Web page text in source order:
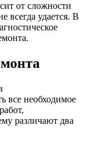
от сложности
всегда удается. В
все необходимое
различают два